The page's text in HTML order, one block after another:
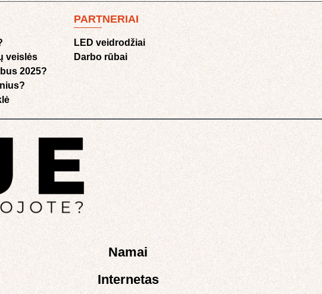
veislės
2025?
PARTNERIAI
LED veidrodžiai
Darbo rūbai
Namai
Internetas